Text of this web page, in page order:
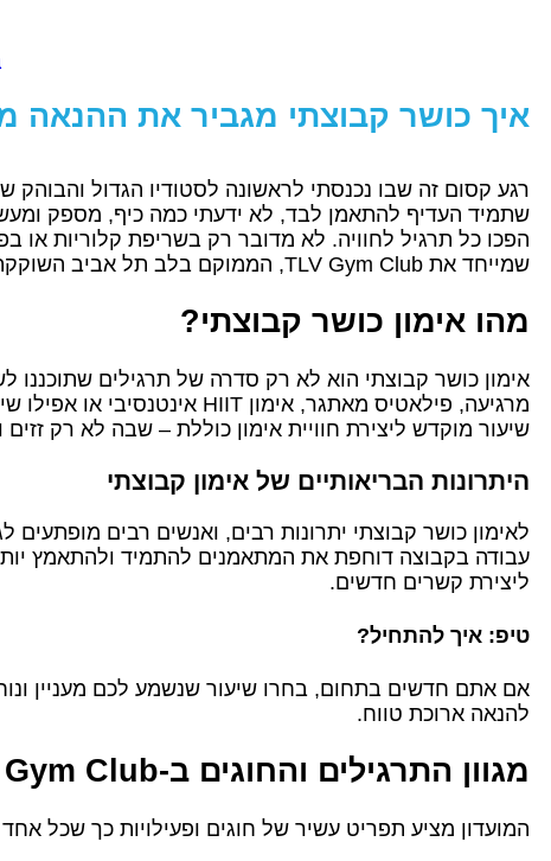
איך כושר קבוצתי מגביר את ההנאה
רגע קסום זה שבו נכנסתי לראשונה לסטודיו הגדול והבוהק
שתמיד העדיף להתאמן לבד, לא ידעתי כמה כיף, מספק
הפכו כל תרגיל לחוויה. לא מדובר רק בשריפת קלוריות
שמייחד את TLV Gym Club, הממוקם בלב תל אביב השוקקת – מקום שהוא לא רק חדר כושר, אלא בית שלם לקהילת המתאמנים.
מהו אימון כושר קבוצתי?
אימון כושר קבוצתי הוא לא רק סדרה של תרגילים שתוכננו
שיעור מוקדש ליצירת חוויית אימון כוללת – שבה לא רק
היתרונות הבריאותיים של אימון קבוצתי
לאימון כושר קבוצתי יתרונות רבים, ואנשים רבים
עבודה בקבוצה דוחפת את המתאמנים להתמיד ולהתאמץ
ליצירת קשרים חדשים.
טיפ: איך להתחיל?
אם אתם חדשים בתחום, בחרו שיעור שנשמע לכם מעניין
להנאה ארוכת טווח.
מגוון התרגילים והחוגים ב-TLV Gym Club
המועדון מציע תפריט עשיר של חוגים ופעילויות כך שכל